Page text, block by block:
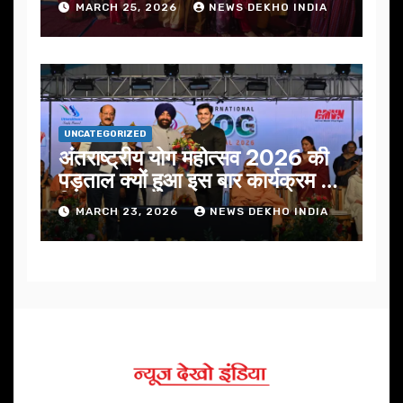
MARCH 25, 2026 NEWS DEKHO INDIA
UNCATEGORIZED
अंतराष्ट्रीय योग महोत्सव 2026 की
पड़ताल क्यों हुआ इस बार कार्यक्रम में
निखार
MARCH 23, 2026 NEWS DEKHO INDIA